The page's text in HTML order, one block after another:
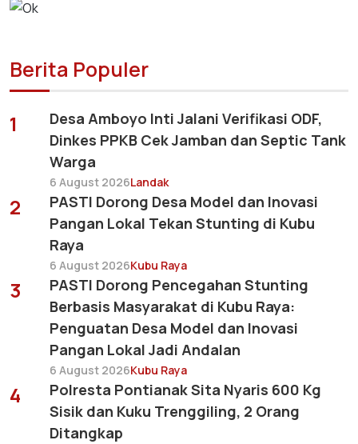
Berita Populer
1
Desa Amboyo Inti Jalani Verifikasi ODF,
Dinkes PPKB Cek Jamban dan Septic Tank
Warga
6 August 2026Landak
2
PASTI Dorong Desa Model dan Inovasi
Pangan Lokal Tekan Stunting di Kubu
Raya
6 August 2026Kubu Raya
3
PASTI Dorong Pencegahan Stunting
Berbasis Masyarakat di Kubu Raya:
Penguatan Desa Model dan Inovasi
Pangan Lokal Jadi Andalan
6 August 2026Kubu Raya
4
Polresta Pontianak Sita Nyaris 600 Kg
Sisik dan Kuku Trenggiling, 2 Orang
Ditangkap